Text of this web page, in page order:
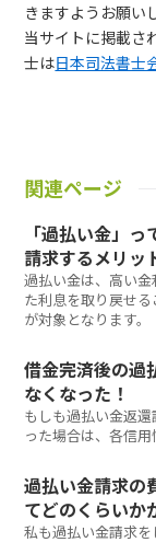
きますようお願い
当サイトに掲載さ
士は日本司法書士
関連ページ
「過払い金」
請求するメリッ
過払い金は、高い
た利息を取り戻せ
が対象となります。
借金完済後の過
なくなった！
もしも過払い金返
った場合は、各信用
過払い金請求の
てどのくらいか
私も過払い金請求を